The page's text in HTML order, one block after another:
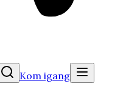
Kom igang